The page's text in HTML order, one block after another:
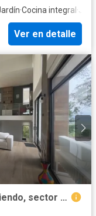
·Cocina integral ·
Ver en detalle
Casa en conjunto amoblada en arriendo, sector San Bernardo.